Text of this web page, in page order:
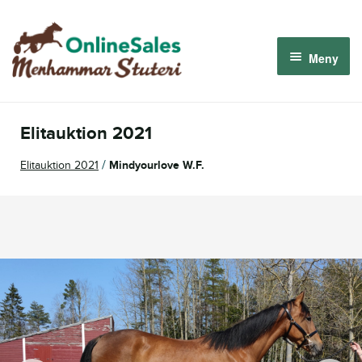
Hoppa
till
navigering
Hoppa
till
innehåll
Meny
Logga in
Elitauktion 2021
Elitauktion 2021 / Mindyourlove W.F.